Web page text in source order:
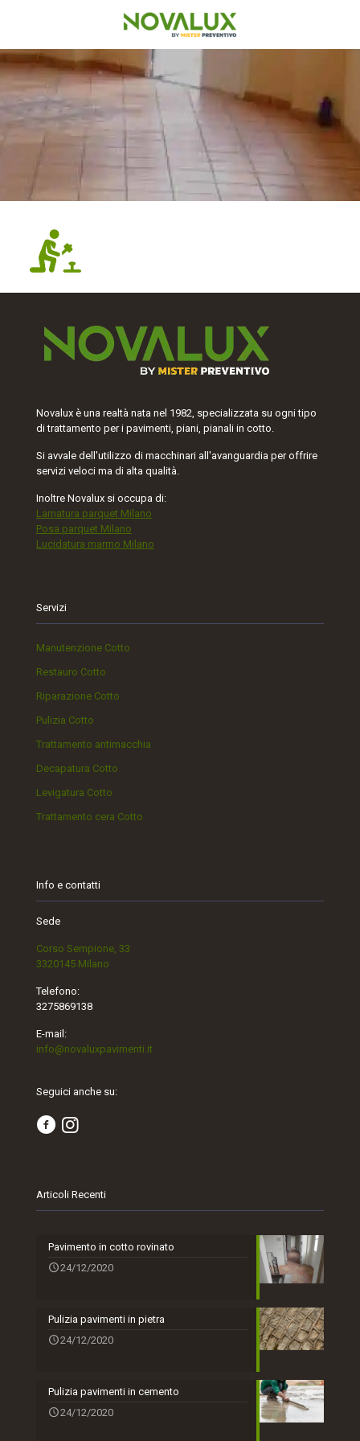
Novalux è una realtà nata nel 1982, specializzata su ogni tipo
di trattamento per i pavimenti, piani, pianali in cotto.
Si avvale dell'utilizzo di macchinari all'avanguardia per offrire
servizi veloci ma di alta qualità.
Inoltre Novalux si occupa di:
Lamatura parquet Milano
Posa parquet Milano
Lucidatura marmo Milano
Servizi
Manutenzione Cotto
Restauro Cotto
Riparazione Cotto
Pulizia Cotto
Trattamento antimacchia
Decapatura Cotto
Levigatura Cotto
Trattamento cera Cotto
Info e contatti
Sede
Corso Sempione, 33
3320145 Milano
Telefono:
3275869138
E-mail:
info@novaluxpavimenti.it
Seguici anche su:
Articoli Recenti
Pavimento in cotto rovinato
24/12/2020
Pulizia pavimenti in pietra
24/12/2020
Pulizia pavimenti in cemento
24/12/2020